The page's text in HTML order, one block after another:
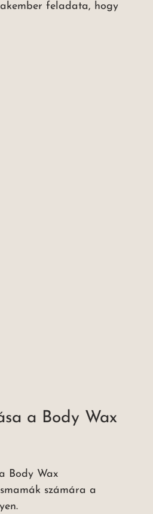
feladata, hogy
a Body Wax
Body Wax
számára a